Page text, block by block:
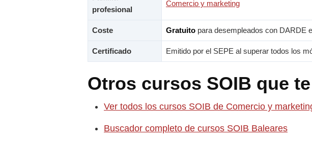
profesional
Comercio y marketing
Coste Gratuito para desempleados con DARDE
Certificado Emitido por el SEPE al superar todos los
Otros cursos SOIB que
Ver todos los cursos SOIB de Comercio y
Buscador completo de cursos SOIB Baleares